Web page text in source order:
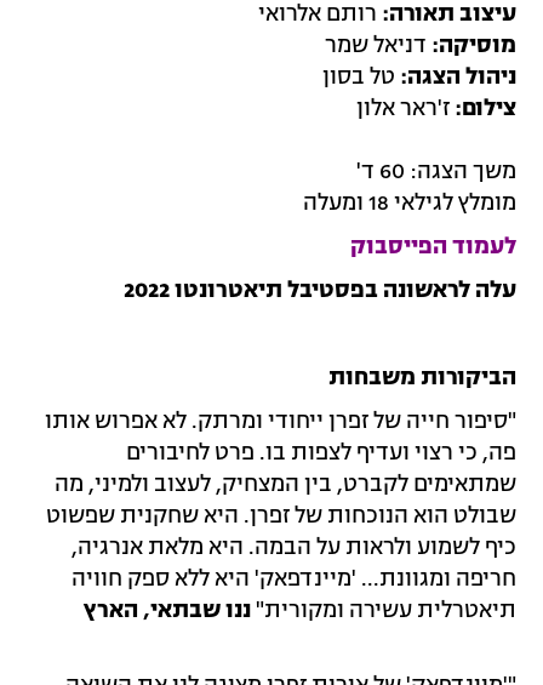
עיצוב תאורה: רותם אלרואי
מוסיקה: דניאל שמר
ניהול הצגה: טל בסון
צילום: ז'ראר אלון
משך הצגה: 60 ד'
מומלץ לגילאי 18 ומעלה
לעמוד הפייסבוק
עלה לראשונה בפסטיבל תיאטרונטו 2022
הביקורות משבחות
"סיפור חייה של זפרן ייחודי ומרתק. לא אפרוש אותו
פה, כי רצוי ועדיף לצפות בו. פרט לחיבורים
שמתאימים לקברט, בין המצחיק, לעצוב ולמיני, מה
שבולט הוא הנוכחות של זפרן. היא שחקנית שפשוט
כיף לשמוע ולראות על הבמה. היא מלאת אנרגיה,
חריפה ומגוונת... 'מיינדפאק' היא ללא ספק חוויה
תיאטרלית עשירה ומקורית"ננו שבתאי, הארץ